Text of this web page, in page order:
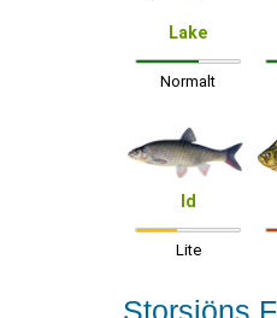
Lake
Normalt
Id
Lite
Storsjöns